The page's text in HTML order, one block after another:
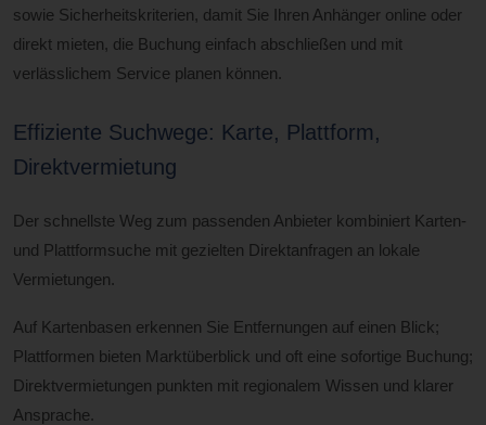
sowie Sicherheitskriterien, damit Sie Ihren Anhänger online oder
direkt mieten, die Buchung einfach abschließen und mit
verlässlichem Service planen können.
Effiziente Suchwege: Karte, Plattform,
Direktvermietung
Der schnellste Weg zum passenden Anbieter kombiniert Karten-
und Plattformsuche mit gezielten Direktanfragen an lokale
Vermietungen.
Auf Kartenbasen erkennen Sie Entfernungen auf einen Blick;
Plattformen bieten Marktüberblick und oft eine sofortige Buchung;
Direktvermietungen punkten mit regionalem Wissen und klarer
Ansprache.